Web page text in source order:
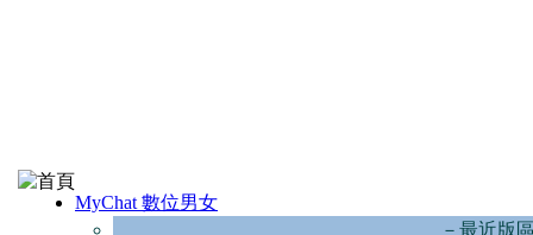
MyChat 數位男女
－最近版